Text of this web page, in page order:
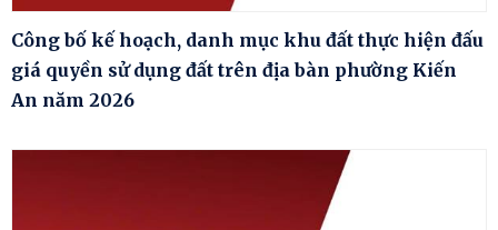
Công bố kế hoạch, danh mục khu đất thực hiện đấu
giá quyền sử dụng đất trên địa bàn phường Kiến
An năm 2026